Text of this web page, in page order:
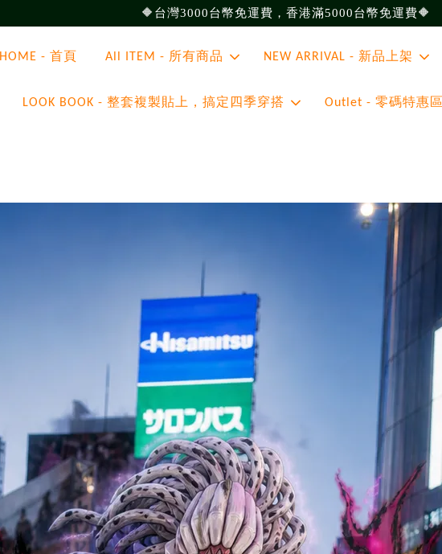
🔶台灣3000台幣免運費，香港滿5000台幣免運費🔶
HOME - 首頁 All ITEM - 所有商品 NEW ARRIVAL - 新品上架
LOOK BOOK - 整套複製貼上，搞定四季穿搭 Outlet - 零碼特惠區